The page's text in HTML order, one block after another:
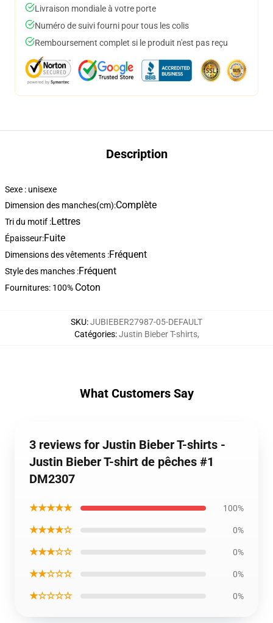
Livraison mondiale à votre porte
Numéro de suivi fourni pour tous les colis
Remboursement complet si le produit n'est pas reçu
Description
Sexe : unisexe
Dimension des manches(cm):Complète
Tri du motif :Lettres
Épaisseur:Fuite
Dimensions des vêtements :Fréquent
Style des manches :Fréquent
Fournitures: 100% Coton
SKU:JUBIEBER27987-05-DEFAULT
Catégories:Justin Bieber T-shirts,
What Customers Say
3 reviews for Justin Bieber T-shirts -
Justin Bieber T-shirt de pêches #1
DM2307
★★★★★ 100%
★★★★☆ 0%
★★★☆☆ 0%
★★☆☆☆ 0%
★☆☆☆☆ 0%